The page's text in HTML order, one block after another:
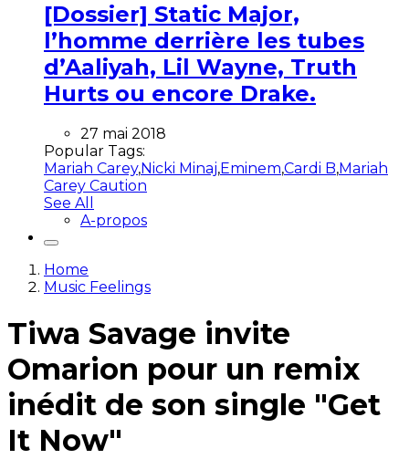
[Dossier] Static Major,
l’homme derrière les tubes
d’Aaliyah, Lil Wayne, Truth
Hurts ou encore Drake.
27 mai 2018
Popular Tags:
Mariah Carey,Nicki Minaj,Eminem,Cardi B,Mariah
Carey Caution
See All
A-propos
Home
Music Feelings
Tiwa Savage invite
Omarion pour un remix
inédit de son single "Get
It Now"